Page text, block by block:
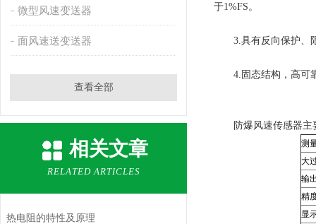
微型风速变送器
面风速送变送器
查看全部
相关文章
RELATED ARTICLES
热电阻的特性及原理
于1%FS。
3.具有反向保护、限
4.固态结构，高可
防爆风速传感器主
测
大
输
精
显